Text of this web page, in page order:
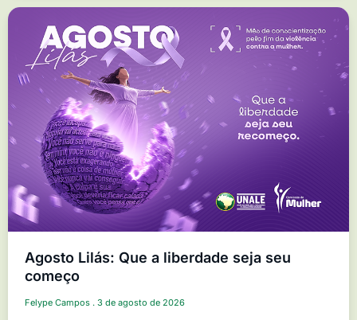
Agosto Lilás: Que a liberdade seja seu
começo
Felype Campos 3 de agosto de 2026